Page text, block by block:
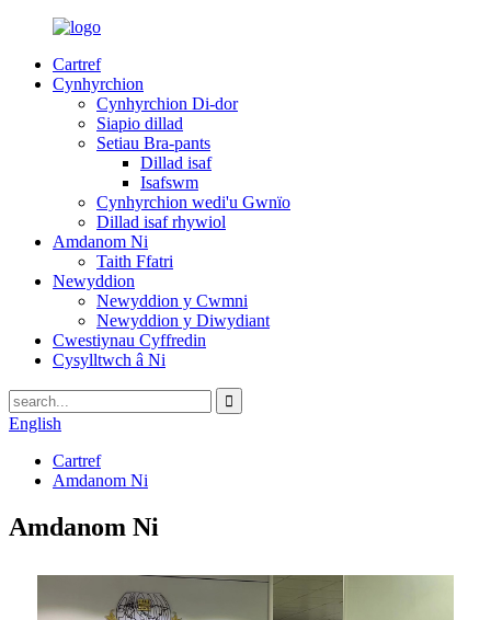
Cartref
Cynhyrchion
Cynhyrchion Di-dor
Siapio dillad
Setiau Bra-pants
Dillad isaf
Isafswm
Cynhyrchion wedi'u Gwnïo
Dillad isaf rhywiol
Amdanom Ni
Taith Ffatri
Newyddion
Newyddion y Cwmni
Newyddion y Diwydiant
Cwestiynau Cyffredin
Cysylltwch â Ni
English
Cartref
Amdanom Ni
Amdanom Ni